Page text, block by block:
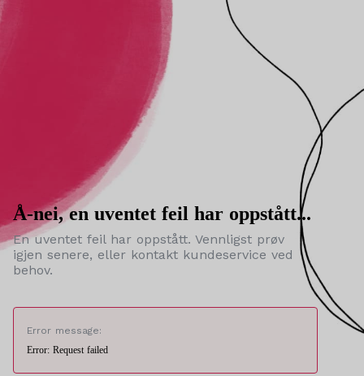
Å-nei, en uventet feil har oppstått...
En uventet feil har oppstått. Vennligst prøv
igjen senere, eller kontakt kundeservice ved
behov.
Error message:
Error: Request failed